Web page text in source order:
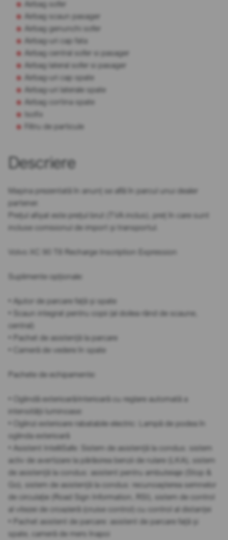
Airbag sofer
Airbag scaun pasager
Airbag genunchi sofer
Airbag-uri cap fata
Airbag central sofer si pasager
Airbag lateral sofer si pasager
Airbag-uri cap spate
Airbag-uri laterale spate
Airbag cortina spate
Isofix
Filtru de particule
Descriere
Mașina prezentată în anunț se află în parcul unui dealer
partener.
Prețul afișat este prețul brut (TVA inclus), preț în care sunt
incluse comisionul de import și transportul.
Volvo XC 90 T8 Recharge Inscription Expression
Suplimente opționale:
• Ajutor de parcare față și spate
• Scaun integrat pentru copii (al doilea rând de scaune,
central)
• Pachet de asistență la parcare
• Cameră de vedere în spate
Pachete de echipamente:
• Oglindă exterioară/interioară cu reglare automată a
intensității luminoase:
• Oglinzi exterioare rabatabile electric: Lampă de podea în
oglinda exterioară
• Asistent IntelliSafe: Sistem de asistență la condus: sistem
activ de avertizare la părăsirea benzii de rulare (LKA), sistem
de asistență la condus: asistent pentru ambuteiaje (Stop &
Go), sistem de asistență la condus: recunoașterea semnelor
de circulație (Road Sign Information, RSI), sistem de control
al vitezei de croazieră (cruise control) cu control al distanței
• Pachet asistent de parcare: asistent de parcare față și
spate, cameră de mers înapoi